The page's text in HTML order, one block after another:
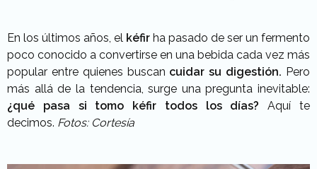
En los últimos años, el kéfir ha pasado de ser un fermento
poco conocido a convertirse en una bebida cada vez más
popular entre quienes buscan cuidar su digestión. Pero
más allá de la tendencia, surge una pregunta inevitable:
¿qué pasa si tomo kéfir todos los días?Aquí te
decimos. Fotos: Cortesía